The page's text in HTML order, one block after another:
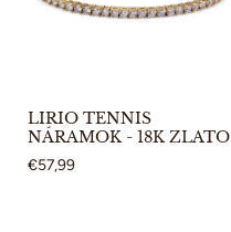
LIRIO TENNIS
NÁRAMOK - 18K ZLATO
€57,99